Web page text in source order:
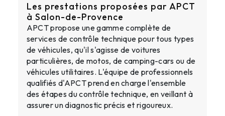
Les prestations proposées par APCT
à Salon-de-Provence
APCT propose une gamme complète de
services de contrôle technique pour tous types
de véhicules, qu'il s'agisse de voitures
particulières, de motos, de camping-cars ou de
véhicules utilitaires. L'équipe de professionnels
qualifiés d'APCT prend en charge l'ensemble
des étapes du contrôle technique, en veillant à
assurer un diagnostic précis et rigoureux.